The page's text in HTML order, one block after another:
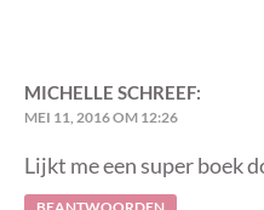
MICHELLE SCHREEF:
MEI 11, 2016 OM 12:26
Lijkt me een super boek